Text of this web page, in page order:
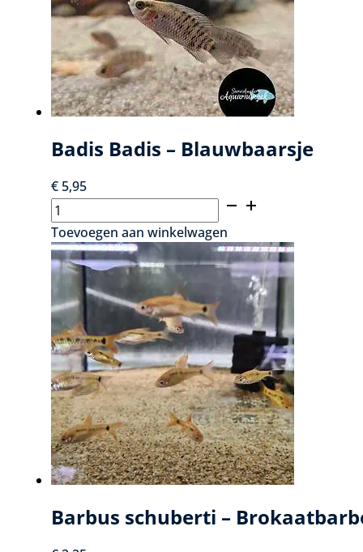
Badis Badis – Blauwbaarsje
€ 5,95
Badis
Badis
-
Blauwbaarsje
aantal
Toevoegen aan winkelwagen
Barbus schuberti –